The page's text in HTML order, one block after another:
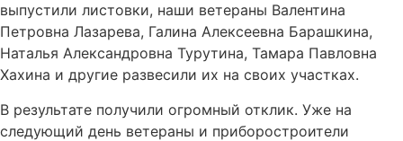
выпустили листовки, наши ветераны Валентина
Петровна Лазарева, Галина Алексеевна Барашкина,
Наталья Александровна Турутина, Тамара Павловна
Хахина и другие развесили их на своих участках.
В результате получили огромный отклик. Уже на
следующий день ветераны и приборостроители